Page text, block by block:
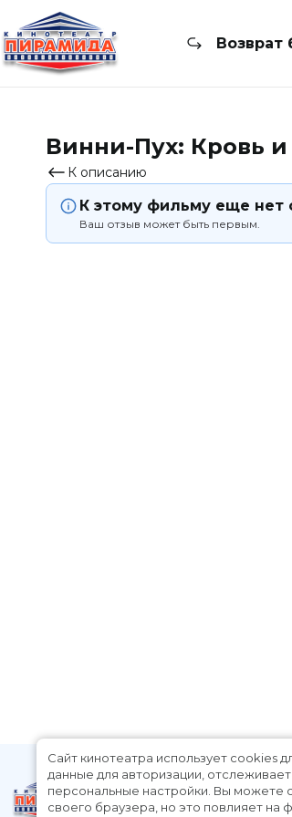
Возврат
Винни-Пух: Кровь
К описанию
К этому фильму еще нет
Ваш отзыв может быть первым.
Сайт кинотеатра использует cookies
данные для авторизации,
персональные настройки. Вы можете
своего браузера, но это повлияет на